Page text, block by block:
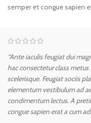
semper et congue sapien
“Ante iaculis feugiat dui
hac consectetur class
scelerisque. Feugiat sociis
elementum vestibulum ad
condimentum lectus. A
congue sapien erat a cum